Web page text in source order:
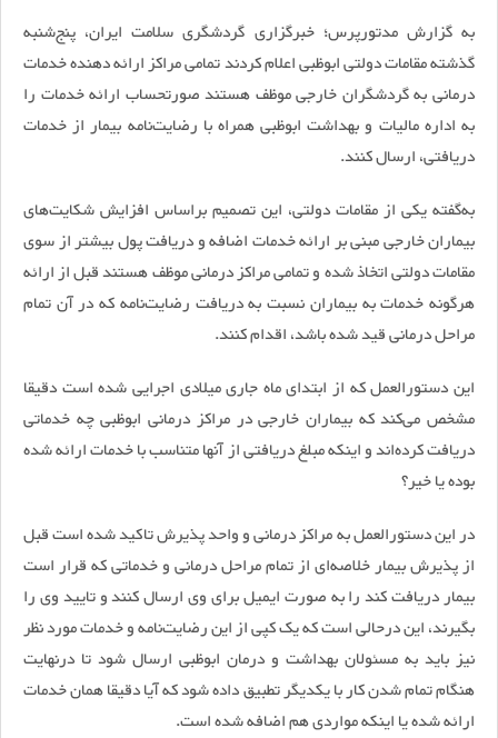
به گزارش مدتورپرس؛ خبرگزاری گردشگری سلامت ایران، پنج‌شنبه
گذشته مقامات دولتی ابوظبی اعلام کردند تمامی مراکز ارائه دهنده خدمات
درمانی به گردشگران خارجی موظف هستند صورتحساب ارائه خدمات را
به اداره مالیات و بهداشت ابوظبی همراه با رضایت‌نامه بیمار از خدمات
دریافتی، ارسال کنند.
به‌گفته یکی از مقامات دولتی، این تصمیم براساس افزایش شکایت‌های
بیماران خارجی مبنی بر ارائه خدمات اضافه و دریافت پول بیشتر از سوی
مقامات دولتی اتخاذ شده و تمامی مراکز درمانی موظف هستند قبل از ارائه
هرگونه خدمات به بیماران نسبت به دریافت رضایت‌نامه که در آن تمام
مراحل درمانی قید شده باشد، اقدام کنند.
این دستورالعمل که از ابتدای ماه جاری میلادی اجرایی شده است دقیقا
مشخص می‌کند که بیماران خارجی در مراکز درمانی ابوظبی چه خدماتی
دریافت کرده‌اند و اینکه مبلغ دریافتی از آنها متناسب با خدمات ارائه شده
بوده یا خیر؟
در این دستورالعمل به مراکز درمانی و واحد پذیرش تاکید شده است قبل
از پذیرش بیمار خلاصه‌ای از تمام مراحل درمانی و خدماتی که قرار است
بیمار دریافت کند را به صورت ایمیل برای وی ارسال کنند و تایید وی را
بگیرند، این درحالی است که یک کپی از این رضایت‌نامه و خدمات مورد نظر
نیز باید به مسئولان بهداشت و درمان ابوظبی ارسال شود تا درنهایت
هنگام تمام شدن کار با یکدیگر تطبیق داده شود که آیا دقیقا همان خدمات
ارائه شده یا اینکه مواردی هم اضافه شده است.